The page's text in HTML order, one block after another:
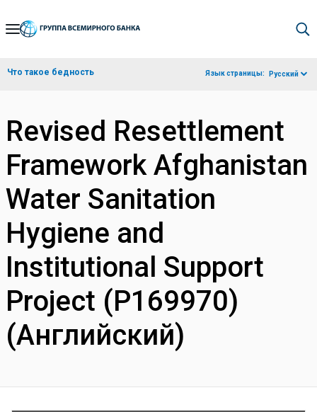
Skip
Navigation
Что такое бедность Язык страницы: Русский
Revised Resettlement
Framework Afghanistan
Water Sanitation
Hygiene and
Institutional Support
Project (P169970)
(Английский)